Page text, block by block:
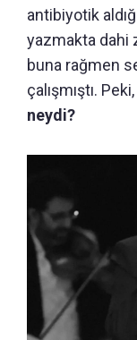
antibiyotik
yazmakta dahi
buna rağmen
çalışmıştı. Peki,
neydi?